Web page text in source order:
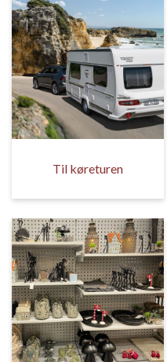
Til køreturen